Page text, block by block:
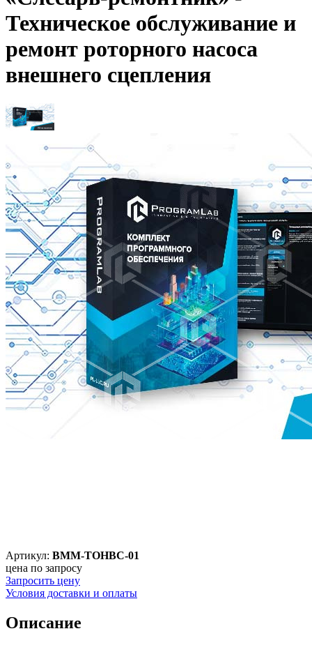
Техническое обслуживание и
ремонт роторного насоса
внешнего сцепления
Артикул: ВММ-ТОНВС-01
цена по запросу
Запросить цену
Условия доставки и оплаты
Описание